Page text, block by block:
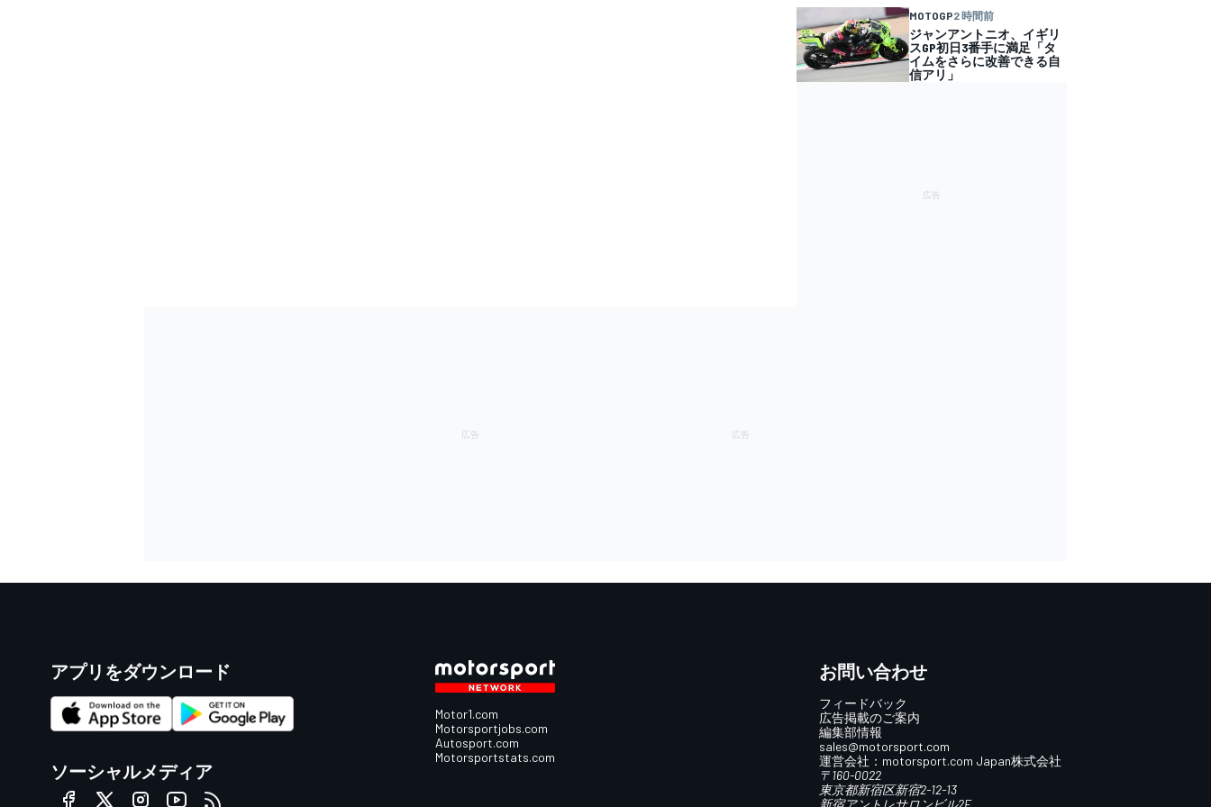
MOTOGP2 時間前
ジャンアントニオ、イギリ
スGP初日3番手に満足「タ
イムをさらに改善できる自
信アリ」
アプリをダウンロード
ソーシャルメディア
Motor1.com
Motorsportjobs.com
Autosport.com
Motorsportstats.com
お問い合わせ
フィードバック
広告掲載のご案内
編集部情報
sales@motorsport.com
運営会社： motorsport.com Japan株式会社
〒160-0022
東京都新宿区新宿2-12-13
新宿アントレサロンビル2F